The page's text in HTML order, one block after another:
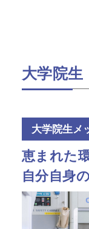
大学院生
大学院生メ
恵まれた
自分自身